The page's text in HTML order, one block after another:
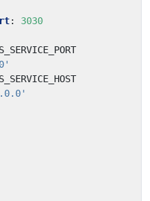
:
3030